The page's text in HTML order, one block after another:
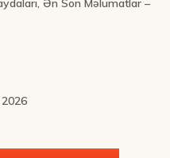
Ən Son Məlumatlar –